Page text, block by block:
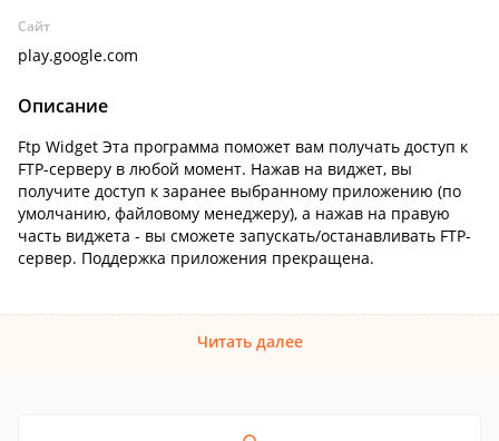
Сайт
play.google.com
Описание
Ftp Widget Эта программа поможет вам получать доступ к
FTP-серверу в любой момент. Нажав на виджет, вы
получите доступ к заранее выбранному приложению (по
умолчанию, файловому менеджеру), а нажав на правую
часть виджета - вы сможете запускать/останавливать FTP-
сервер. Поддержка приложения прекращена.
Читать далее